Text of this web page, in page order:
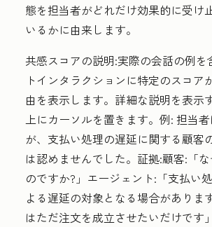
態を担当者がどれだけ効果的に受け
いるかに由来します。
共感スコアの説明:実際の会話の例を
トインタラクションに特定のスコア
由を表示します。詳細な説明を表示
上にカーソルを置きます。例: 担当
が、支払い処理の遅延に関する顧客
は認めませんでした。証拠:顧客:「
のですか?」エージェント:「支払い
よる遅延の対象となる場合がありま
はただ注文を成立させたいだけです